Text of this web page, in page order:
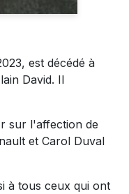
est décédé à
David. Il
sur l'affection de
et Carol Duval
à tous ceux qui ont